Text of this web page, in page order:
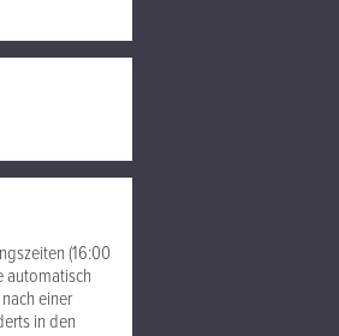
(16:00
automatisch
einer
in den